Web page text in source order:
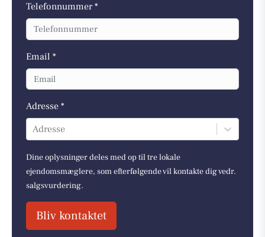
Telefonnummer *
Email *
Adresse *
Adresse
Dine oplysninger deles med op til tre lokale
ejendomsmæglere, som efterfølgende vil kontakte dig vedr.
salgsvurdering.
Bliv kontaktet